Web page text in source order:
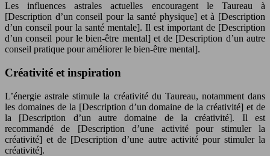
Les influences astrales actuelles encouragent le Taureau à
[Description d’un conseil pour la santé physique] et à [Description
d’un conseil pour la santé mentale]. Il est important de [Description
d’un conseil pour le bien-être mental] et de [Description d’un autre
conseil pratique pour améliorer le bien-être mental].
Créativité et inspiration
L’énergie astrale stimule la créativité du Taureau, notamment dans
les domaines de la [Description d’un domaine de la créativité] et de
la [Description d’un autre domaine de la créativité]. Il est
recommandé de [Description d’une activité pour stimuler la
créativité] et de [Description d’une autre activité pour stimuler la
créativité].